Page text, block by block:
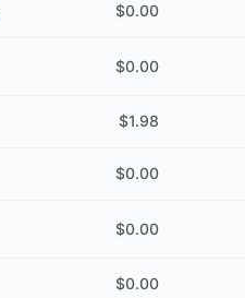
$0.00
$0.00
$1.98
$0.00
$0.00
$0.00